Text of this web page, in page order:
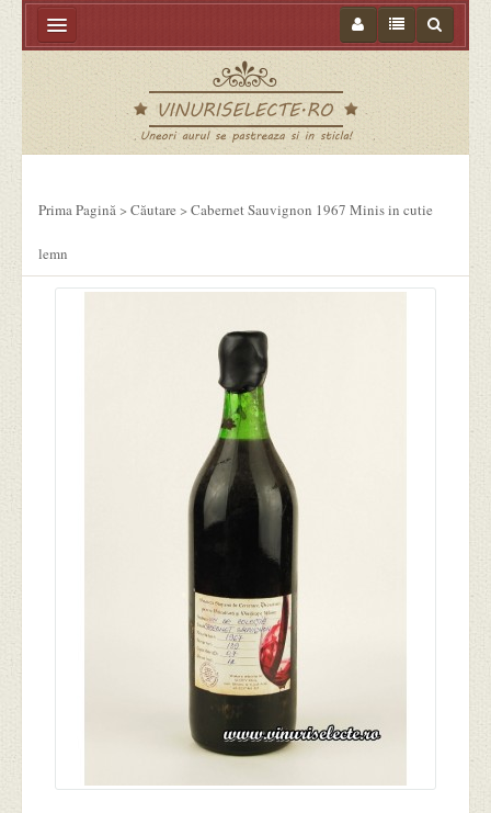
Tipuri de Vin
Vinuri Import
Ambalaje vin
Prima Pagină > Căutare > Cabernet Sauvignon 1967 Minis in cutie
lemn